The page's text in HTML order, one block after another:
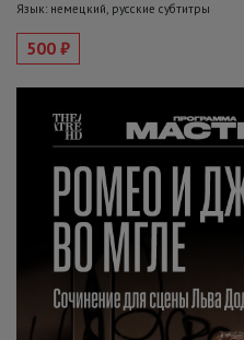
Язык: немецкий, русские субтитры
500 ₽